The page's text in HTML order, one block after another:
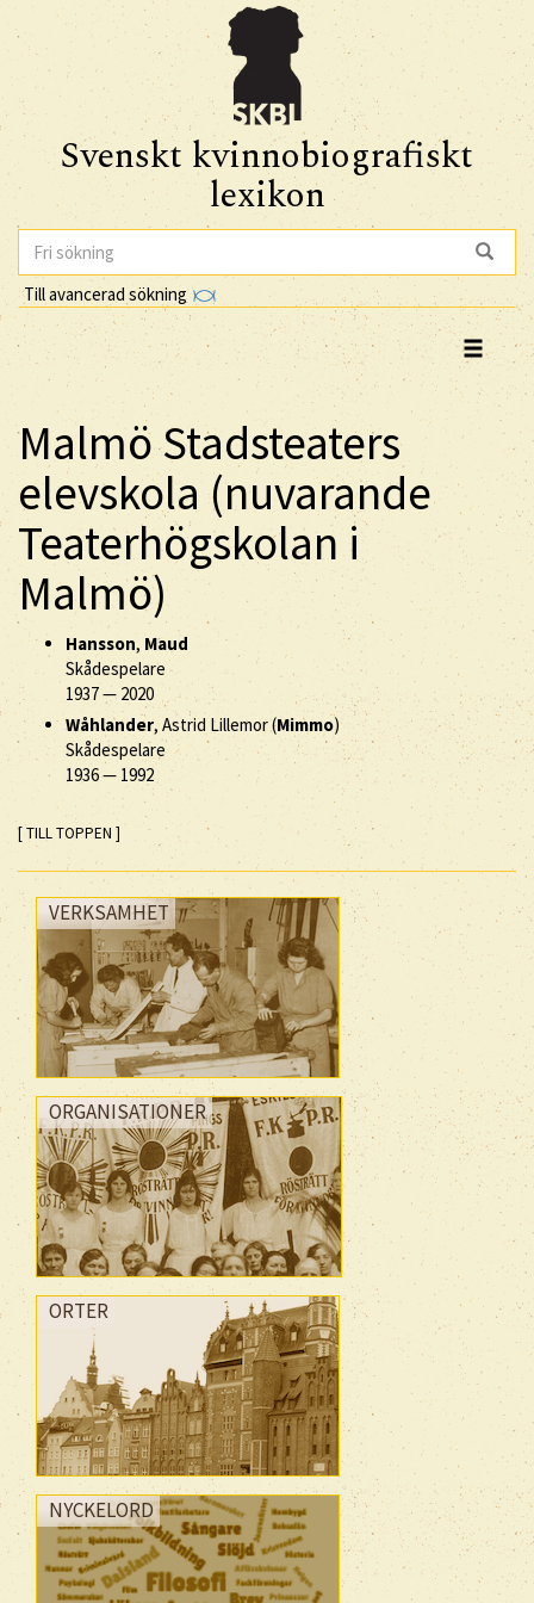
Svenskt kvinnobiografiskt
lexikon
Till avancerad sökning
Malmö Stadsteaters
elevskola (nuvarande
Teaterhögskolan i
Malmö)
Hansson, Maud
Skådespelare
1937— 2020
Wåhlander, Astrid Lillemor (Mimmo)
Skådespelare
1936— 1992
[ TILL TOPPEN ]
VERKSAMHET
ORGANISATIONER
ORTER
NYCKELORD